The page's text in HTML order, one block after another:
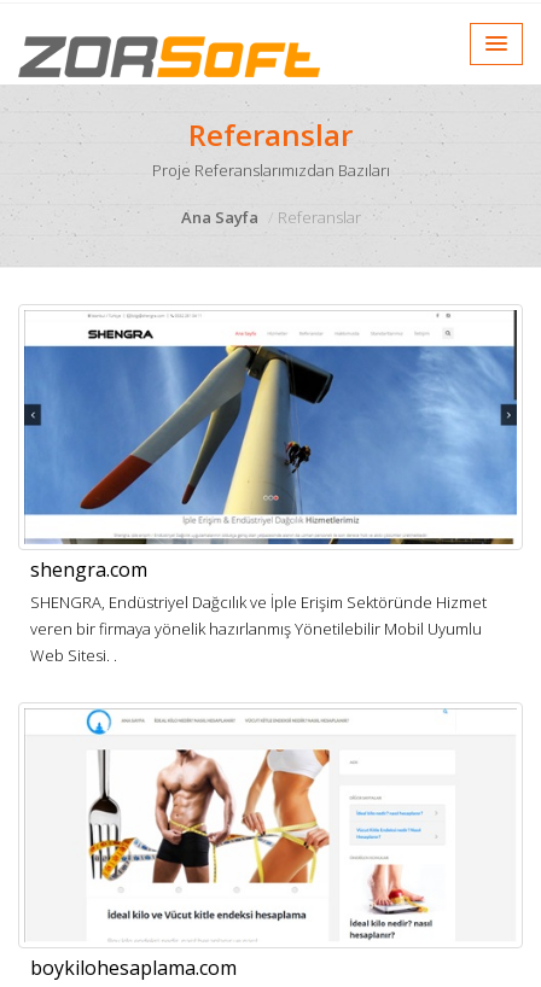
Referanslar
Proje Referanslarımızdan Bazıları
Ana Sayfa Referanslar
shengra.com
SHENGRA, Endüstriyel Dağcılık ve İple Erişim Sektöründe Hizmet
veren bir firmaya yönelik hazırlanmış Yönetilebilir Mobil Uyumlu
Web Sitesi. .
boykilohesaplama.com